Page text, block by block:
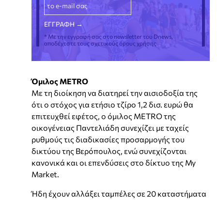
* Με την εγγραφή σας στο newsletter του Dnews,
αποδέχεστε τους σχετικούς όρους χρήσης
Όμιλος ΜETRO
Με τη διοίκηση να διατηρεί την αισιοδοξία της
ότι ο στόχος για ετήσιο τζίρο 1,2 δισ. ευρώ θα
επιτευχθεί εφέτος, ο όμιλος ΜETRO της
οικογένειας Παντελιάδη συνεχίζει με ταχείς
ρυθμούς τις διαδικασίες προσαρμογής του
δικτύου της Βερόπουλος, ενώ συνεχίζονται
κανονικά και οι επενδύσεις στο δίκτυο της My
Market.
Ήδη έχουν αλλάξει ταμπέλες σε 20 καταστήματα